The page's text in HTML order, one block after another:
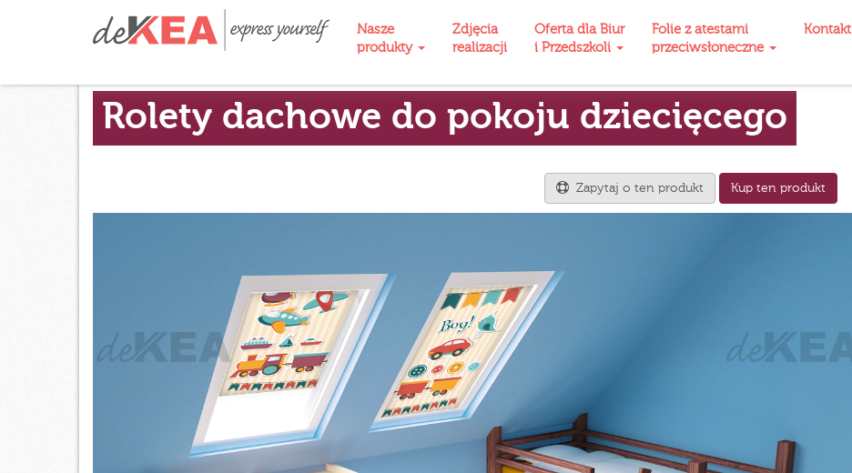
Nasze
produkty
Zdjęcia
realizacji
Oferta dla Biur
i Przedszkoli
Folie z atestami
przeciwsłoneczne
Kontakt
Rolety dachowe do pokoju dziecięcego
Zapytaj o ten produkt Kup ten produkt